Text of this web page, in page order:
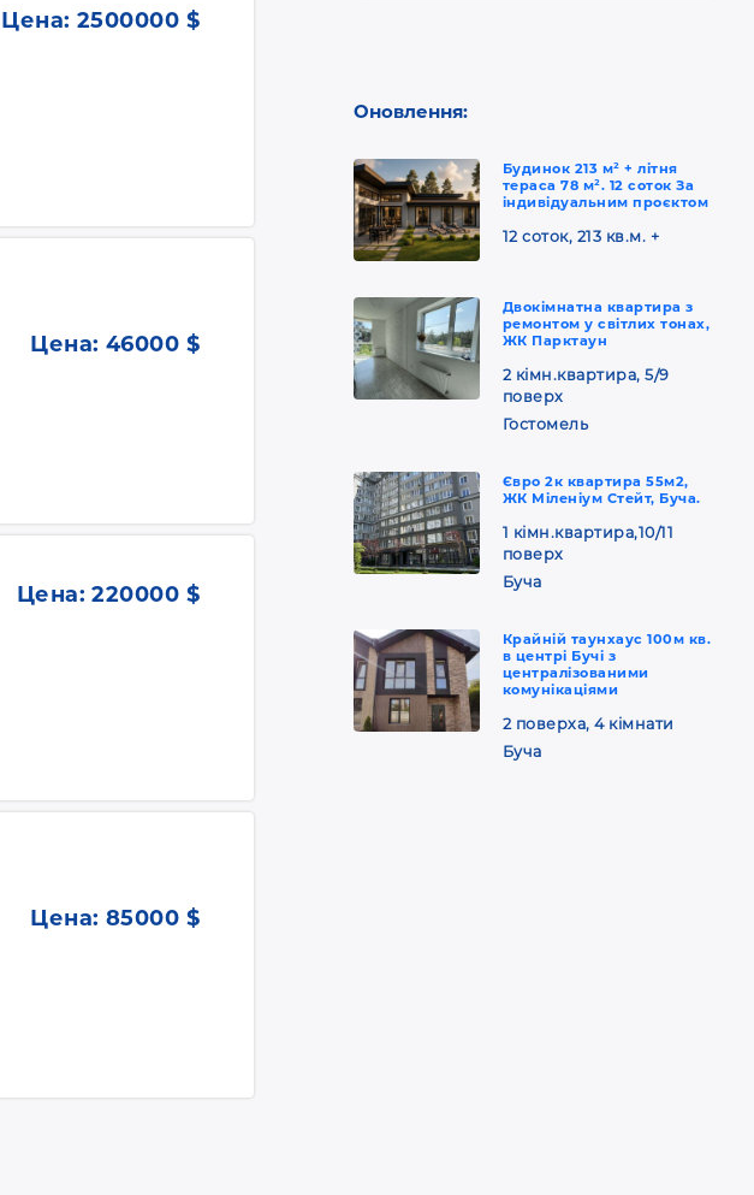
Оновлення:
Будинок 213 м² + літня
тераса 78 м². 12 соток За
індивідуальним проєктом
12 соток, 213 кв.м. +
Двокімнатна квартира з
ремонтом у світлих тонах,
ЖК Парктаун
2 кімн.квартира, 5/9
поверх
Гостомель
Євро 2к квартира 55м2,
ЖК Міленіум Стейт, Буча.
1 кімн.квартира,10/11
поверх
Буча
Крайній таунхаус 100м кв.
в центрі Бучі з
централізованими
комунікаціями
2 поверха, 4 кімнати
Буча
Цена: 2500000 $
Цена: 46000 $
Цена: 220000 $
Цена: 85000 $